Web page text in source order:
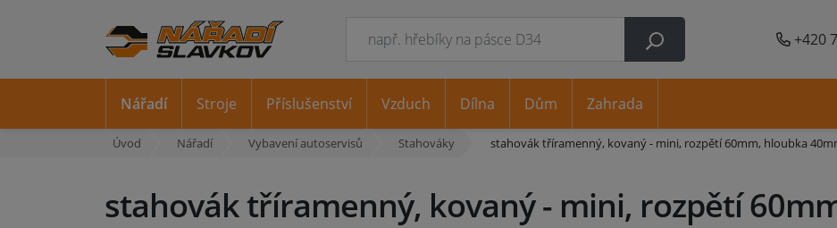
+420
Úvod Nářadí Vybavení autoservisů Stahováky stahovák tříramenný, kovaný - mini, rozpětí 60mm, hloubka
stahovák tříramenný, kovaný - mini, rozpětí
Nářadí Stroje Příslušenství Vzduch Dílna Dům Zahrada